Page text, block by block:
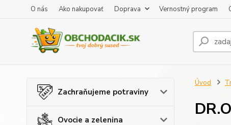
O nás Ako nakupovať Doprava Vernostný program
Zachraňujeme potraviny
Ovocie a zelenina
Úvod